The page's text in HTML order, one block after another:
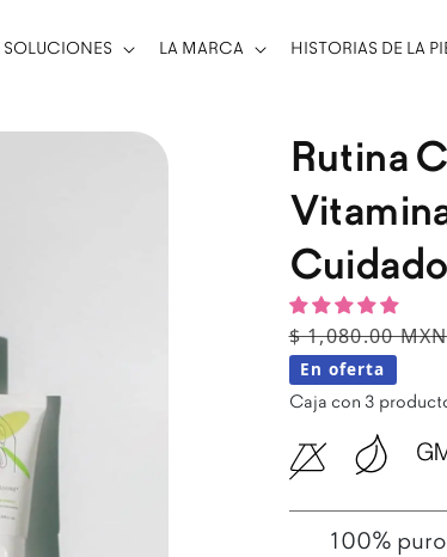
SOLUCIONES LA MARCA HISTORIAS DE LA
Rutina
Precio
$ 1,080.00 MXN
Precio de
En oferta
Caja con 3
100%